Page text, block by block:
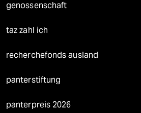
genossenschaft
taz zahl ich
recherchefonds ausland
panterstiftung
panterpreis 2026